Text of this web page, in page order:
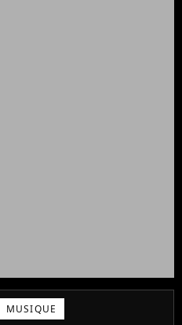
MUSIQUE